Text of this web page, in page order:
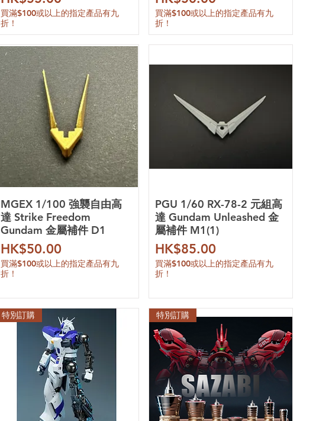
買滿$100或以上的指定產品有九
折！
買滿$100或以上的指定產品有九
折！
MGEX 1/100 強襲自由高
達 Strike Freedom
Gundam 金屬補件 D1
價格
HK$50.00
買滿$100或以上的指定產品有九
折！
PGU 1/60 RX-78-2 元組高
達 Gundam Unleashed 金
屬補件 M1(1)
價格
HK$85.00
買滿$100或以上的指定產品有九
折！
特別訂購 特別訂購